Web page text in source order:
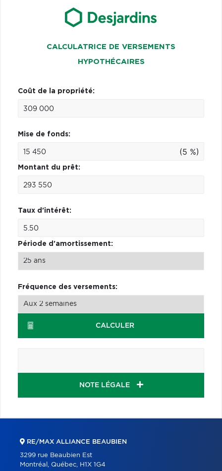
CALCULATRICE DE VERSEMENTS
HYPOTHÉCAIRES
Coût de la propriété:
Mise de fonds:
(5 %)
Montant du prêt:
Taux d'intérêt:
Période d'amortissement:
Fréquence des versements:
CALCULER
NOTE LÉGALE
RE/MAX ALLIANCE BEAUBIEN
3299 rue Beaubien Est
Montréal, Québec, H1X 1G4